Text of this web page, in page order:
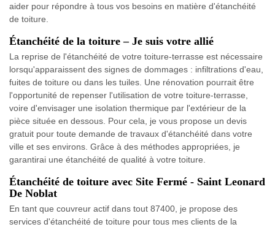
aider pour répondre à tous vos besoins en matière d'étanchéité
de toiture.
Étanchéité de la toiture – Je suis votre allié
La reprise de l'étanchéité de votre toiture-terrasse est nécessaire
lorsqu'apparaissent des signes de dommages : infiltrations d'eau,
fuites de toiture ou dans les tuiles. Une rénovation pourrait être
l'opportunité de repenser l'utilisation de votre toiture-terrasse,
voire d'envisager une isolation thermique par l'extérieur de la
pièce située en dessous. Pour cela, je vous propose un devis
gratuit pour toute demande de travaux d'étanchéité dans votre
ville et ses environs. Grâce à des méthodes appropriées, je
garantirai une étanchéité de qualité à votre toiture.
Étanchéité de toiture avec Site Fermé - Saint Leonard
De Noblat
En tant que couvreur actif dans tout 87400, je propose des
services d'étanchéité de toiture pour tous mes clients de la